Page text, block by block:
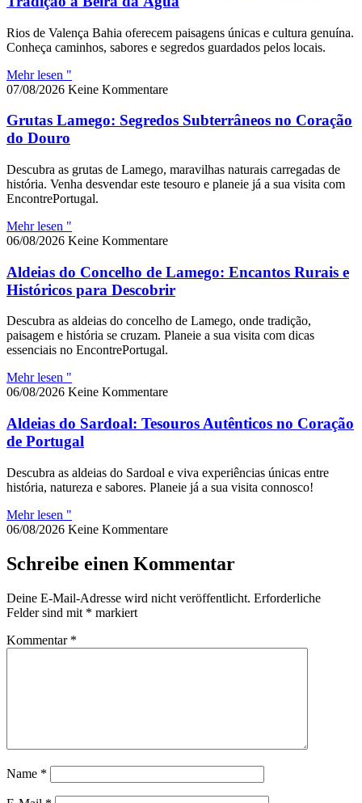
Rios de Valença Bahia oferecem paisagens únicas e cultura genuína.
Conheça caminhos, sabores e segredos guardados pelos locais.
Mehr lesen "
07/08/2026 Keine Kommentare
Grutas Lamego: Segredos Subterrâneos no Coração
do Douro
Descubra as grutas de Lamego, maravilhas naturais carregadas de
história. Venha desvendar este tesouro e planeie já a sua visita com
EncontrePortugal.
Mehr lesen "
06/08/2026 Keine Kommentare
Aldeias do Concelho de Lamego: Encantos Rurais e
Históricos para Descobrir
Descubra as aldeias do concelho de Lamego, onde tradição,
paisagem e história se cruzam. Planeie a sua visita com dicas
essenciais no EncontrePortugal.
Mehr lesen "
06/08/2026 Keine Kommentare
Aldeias do Sardoal: Tesouros Autênticos no Coração
de Portugal
Descubra as aldeias do Sardoal e viva experiências únicas entre
história, natureza e sabores. Planeie já a sua visita connosco!
Mehr lesen "
06/08/2026 Keine Kommentare
Schreibe einen Kommentar
Deine E-Mail-Adresse wird nicht veröffentlicht. Erforderliche
Felder sind mit * markiert
Kommentar *
Name *